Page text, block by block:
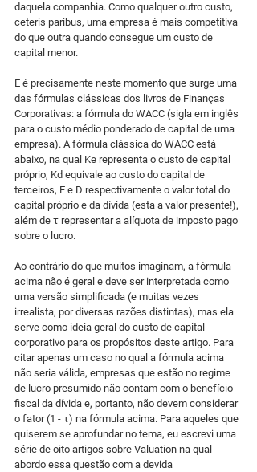
daquela companhia. Como qualquer outro custo,
ceteris paribus, uma empresa é mais competitiva
do que outra quando consegue um custo de
capital menor.
E é precisamente neste momento que surge uma
das fórmulas clássicas dos livros de Finanças
Corporativas: a fórmula do WACC (sigla em inglês
para o custo médio ponderado de capital de uma
empresa). A fórmula clássica do WACC está
abaixo, na qual Ke representa o custo de capital
próprio, Kd equivale ao custo do capital de
terceiros, E e D respectivamente o valor total do
capital próprio e da dívida (esta a valor presente!),
além de τ representar a alíquota de imposto pago
sobre o lucro.
Ao contrário do que muitos imaginam, a fórmula
acima não é geral e deve ser interpretada como
uma versão simplificada (e muitas vezes
irrealista, por diversas razões distintas), mas ela
serve como ideia geral do custo de capital
corporativo para os propósitos deste artigo. Para
citar apenas um caso no qual a fórmula acima
não seria válida, empresas que estão no regime
de lucro presumido não contam com o benefício
fiscal da dívida e, portanto, não devem considerar
o fator (1 - τ) na fórmula acima. Para aqueles que
quiserem se aprofundar no tema, eu escrevi uma
série de oito artigos sobre Valuation na qual
abordo essa questão com a devida